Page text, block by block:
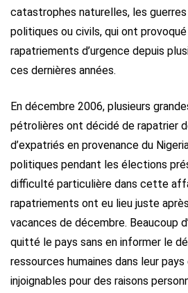
catastrophes naturelles, les
politiques ou civils, qui ont
rapatriements d’urgence depuis
ces dernières années.
En décembre 2006, plusieurs
pétrolières ont décidé de rapatrier
d’expatriés en provenance du
politiques pendant les élections
difficulté particulière dans cette
rapatriements ont eu lieu juste
vacances de décembre. Beaucoup
quitté le pays sans en informer le
ressources humaines dans leur pays
injoignables pour des raisons